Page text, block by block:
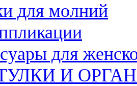
для молний
для
И